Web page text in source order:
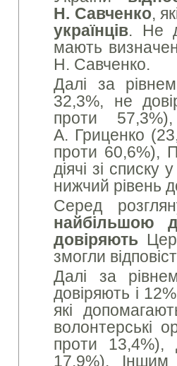
Н. Савченко,
українців. Не
мають
Н. Савченко.
Далі за
32,3%, не
проти
А. Гриценко
проти 60,6%),
діячі зі
нижчий рівень
Серед
найбільшою
довіряють
змогли
Далі за
довіряють і
які
волонтерські
проти 13,4%),
17,9%). Іншим